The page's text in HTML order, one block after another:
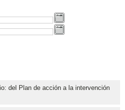
del Plan de acción a la intervención